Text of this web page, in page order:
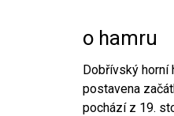
o hamru
Dobřívský horní
postavena
pochází z 19.